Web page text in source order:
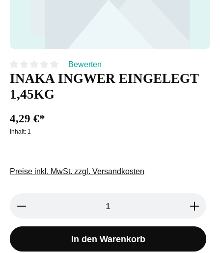
Durchschnittliche Bewertung von 0 von 5 Sternen
Bewerten
INAKA INGWER EINGELEGT
1,45KG
4,29 €*
Inhalt: 1
Preise inkl. MwSt. zzgl. Versandkosten
Produkt Anzahl: Gib den
In den Warenkorb